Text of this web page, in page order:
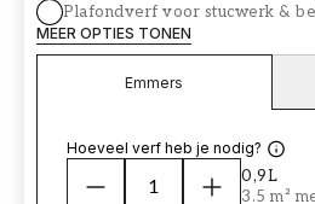
Plafondverf voor stucwerk &
MEER OPTIES TONEN
Emmers
Hoeveel verf heb je nodig?
0,9L
3.5 m²